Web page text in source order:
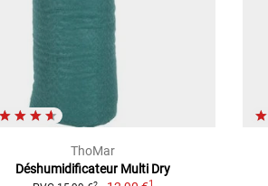
ThoMar
Déshumidificateur Multi Dry